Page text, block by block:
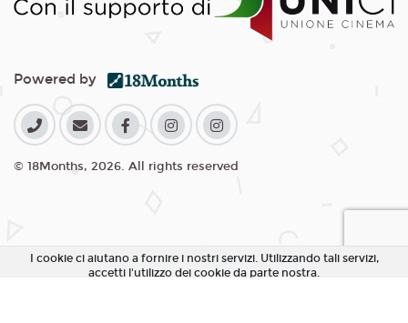
Powered by
© 18Months, 2026. All rights reserved
I cookie ci aiutano a fornire i nostri servizi. Utilizzando tali servizi,
accetti l'utilizzo dei cookie da parte nostra.